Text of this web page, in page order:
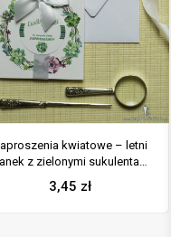
kwiatowe – letni
z zielonymi sukulentami
różowymi kwiatami. ZAP-
54-09
3,45 zł